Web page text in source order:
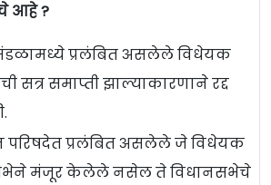
आहे ?
प्रलंबित असलेले विधेयक
सत्र समाप्ती झाल्याकारणाने रद्द
परिषदेत प्रलंबित असलेले जे विधेयक
मंजूर केलेले नसेल ते विधानसभेचे